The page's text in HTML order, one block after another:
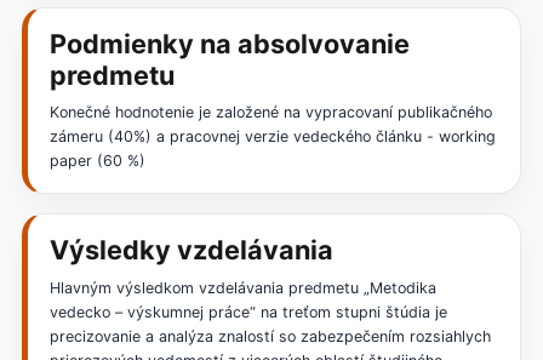
Podmienky na absolvovanie
predmetu
Konečné hodnotenie je založené na vypracovaní publikačného
zámeru (40%) a pracovnej verzie vedeckého článku - working
paper (60 %)
Výsledky vzdelávania
Hlavným výsledkom vzdelávania predmetu „Metodika
vedecko – výskumnej práce“ na treťom stupni štúdia je
precizovanie a analýza znalostí so zabezpečením rozsiahlych